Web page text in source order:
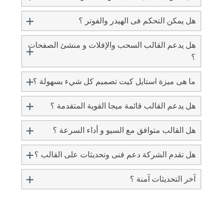
المتصفح
ألوان الإستايل فلات بالكامل (Flat) وتم
تقليل استخدام الصور بشكل كبير في
الاستايل حتى لا تؤثر على سرعته
القالب يحتوي على شرائح عرض مختلفة
في السلايد شو بتأثيرات حركية مميزة
وإضافة عناصر وأيقونات فلات مختلفة منها
ما يخص المنتجات ومنها الالكترونيات وأيضا
الوساطة ويمكن التعديل عليهم بسهولة
القالب يحتوي على سلايد شو إضافي لعرض
جديد المقالات بالعناوين والصور ويمكن
هل يمكن التحكم فى الهيدر والفوتر ؟
هل يدعم القالب السحب والإفلات و منشئ الصفحات
؟
ما هى ميزة استايل كيت تصميم كل شيء بسهولة ؟
هل يدعم القالب قائمة ميجا القوية المتقدمة ؟
هل القالب متوافق مع السيو و أداء السرعة ؟
هل تقدم الشركة دعم فنى وتحديثات على القالب ؟
آخر التحديثات آمنة ؟